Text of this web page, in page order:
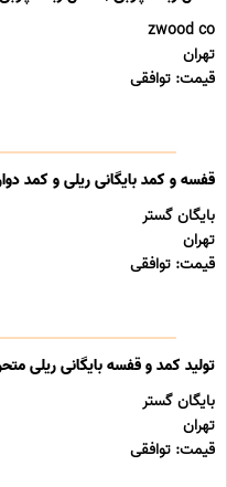
zwood co
تهران
قیمت: توافقی
قفسه و کمد بایگانی ریلی و کمد
بایگان گستر
تهران
قیمت: توافقی
تولید کمد و قفسه بایگانی ریلی
بایگان گستر
تهران
قیمت: توافقی